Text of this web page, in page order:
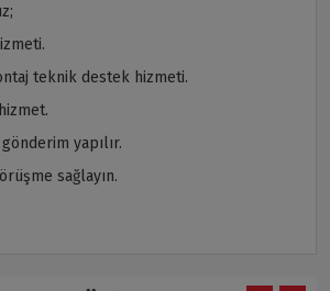
teknik destek hizmeti.
yapılır.
sağlayın.